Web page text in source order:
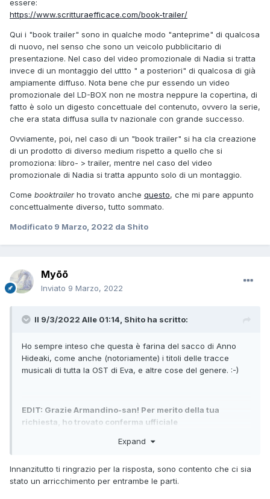
essere:
https://www.scritturaefficace.com/book-trailer/
Qui i "book trailer" sono in qualche modo "anteprime" di qualcosa
di nuovo, nel senso che sono un veicolo pubblicitario di
presentazione. Nel caso del video promozionale di Nadia si tratta
invece di un montaggio del uttto " a posteriori" di qualcosa di già
ampiamente diffuso. Nota bene che pur essendo un video
promozionale del LD-BOX non ne mostra neppure la copertina, di
fatto è solo un digesto concettuale del contenuto, ovvero la serie,
che era stata diffusa sulla tv nazionale con grande successo.
Ovviamente, poi, nel caso di un "book trailer" si ha cla creazione
di un prodotto di diverso medium rispetto a quello che si
promoziona: libro- > trailer, mentre nel caso del video
promozionale di Nadia si tratta appunto solo di un montaggio.
Come booktrailer ho trovato anche questo, che mi pare appunto
concettualmente diverso, tutto sommato.
Modificato 9 Marzo, 2022 da Shito
Myōō
Inviato 9 Marzo, 2022
Il 9/3/2022 Alle 01:14, Shito ha scritto:
Ho sempre inteso che questa è farina del sacco di Anno
Hideaki, come anche (notoriamente) i titoli delle tracce
musicali di tutta la OST di Eva, e altre cose del genere. :-)
EDIT: Grazie Armandino-san! Per merito della tua
richiesta, ho trovato conferma ufficiale
Expand
Innanzitutto ti ringrazio per la risposta, sono contento che ci sia
stato un arricchimento per entrambe le parti.